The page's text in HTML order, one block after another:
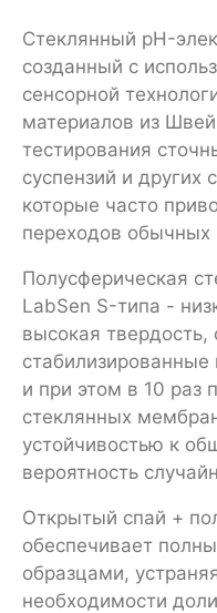
Стеклянный pH-
созданный с
сенсорной
материалов из
тестирования
суспензий и других
которые часто
переходов обычных
Полусферическая
LabSen S-типа -
высокая
стабилизированные
и при этом в 10 раз
стеклянных
устойчивостью к
вероятность
Открытый спай +
обеспечивает
образцами,
необходимости